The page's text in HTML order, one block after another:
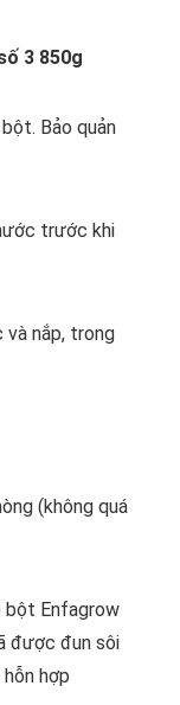
3 850g
Bảo quản
trước khi
và nắp, trong
(không quá
bột Enfagrow
được đun sôi
hợp